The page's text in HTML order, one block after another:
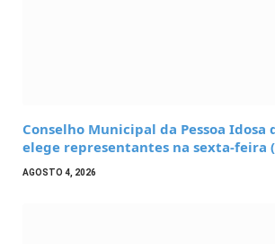
Conselho Municipal da Pessoa Idosa
elege representantes na sexta-feira
AGOSTO 4, 2026